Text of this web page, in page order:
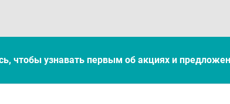
чтобы узнавать первым об акцияx и